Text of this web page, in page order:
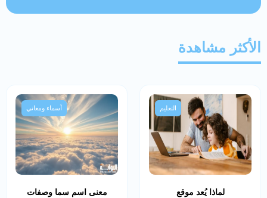
الأكثر مشاهدة
التعليم
لماذا يُعد موقع
أسماء ومعاني
معنى اسم سما وصفات